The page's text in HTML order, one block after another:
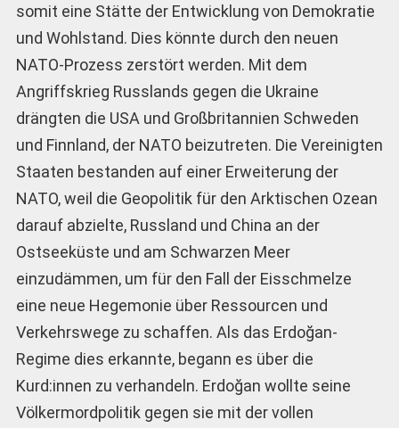
somit eine Stätte der Entwicklung von Demokratie
und Wohlstand. Dies könnte durch den neuen
NATO-Prozess zerstört werden. Mit dem
Angriffskrieg Russlands gegen die Ukraine
drängten die USA und Großbritannien Schweden
und Finnland, der NATO beizutreten. Die Vereinigten
Staaten bestanden auf einer Erweiterung der
NATO, weil die Geopolitik für den Arktischen Ozean
darauf abzielte, Russland und China an der
Ostseeküste und am Schwarzen Meer
einzudämmen, um für den Fall der Eisschmelze
eine neue Hegemonie über Ressourcen und
Verkehrswege zu schaffen. Als das Erdoğan-
Regime dies erkannte, begann es über die
Kurd:innen zu verhandeln. Erdoğan wollte seine
Völkermordpolitik gegen sie mit der vollen